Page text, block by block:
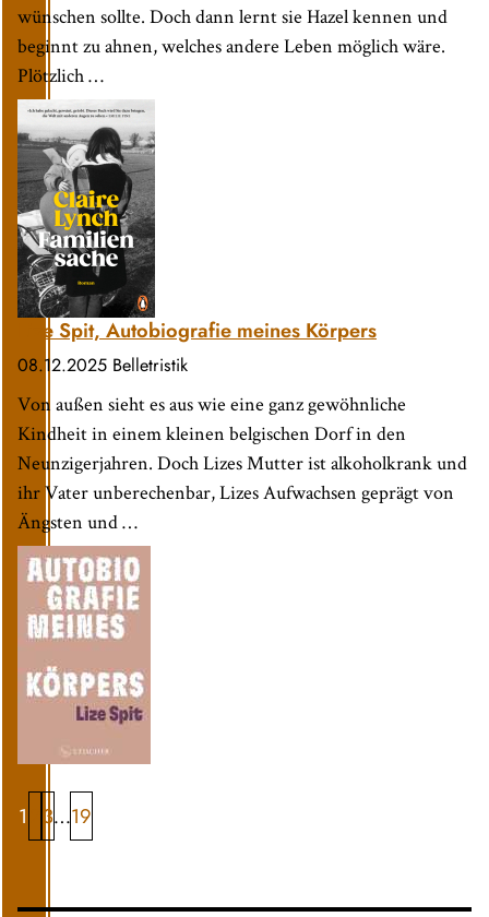
wünschen sollte. Doch dann lernt sie Hazel kennen und
beginnt zu ahnen, welches andere Leben möglich wäre.
Plötzlich …
Lize Spit, Autobiografie meines Körpers
08.12.2025 Belletristik
Von außen sieht es aus wie eine ganz gewöhnliche
Kindheit in einem kleinen belgischen Dorf in den
Neunzigerjahren. Doch Lizes Mutter ist alkoholkrank und
ihr Vater unberechenbar, Lizes Aufwachsen geprägt von
Ängsten und …
1 3…19